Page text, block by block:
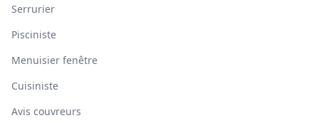
Serrurier
Pisciniste
Menuisier fenêtre
Cuisiniste
Avis couvreurs